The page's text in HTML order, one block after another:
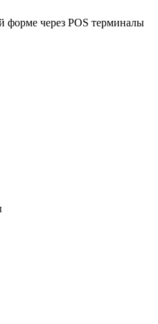
форме через POS терминалы